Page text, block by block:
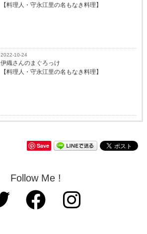
【料理人・守永江里の名もなき料理】
2022-10-24
伊織さんのまぐろっけ
【料理人・守永江里の名もなき料理】
Save
Follow Me !